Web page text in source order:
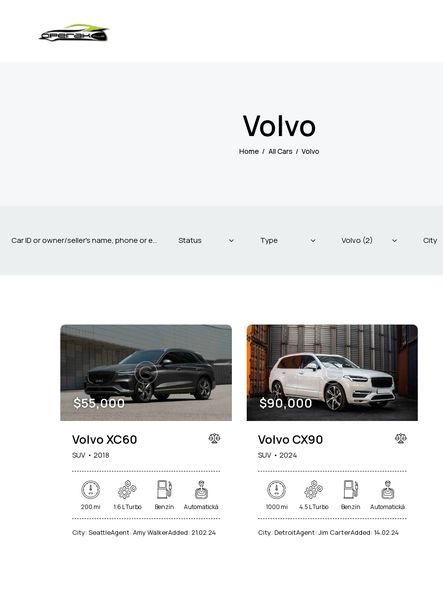
Volvo
Home All Cars Volvo
Climate control (12) Keyless entry (13)
Power windows (10) Winter tires (6)
$55,000
Volvo XC60
SUV 2018
200 mi 1.6 L Turbo Benzín Automatická
City: SeattleAgent: Amy WalkerAdded: 21.02.24
$90,000
Volvo CX90
SUV 2024
1000 mi 4.5 L Turbo Benzín Automatická
City: DetroitAgent: Jim CarterAdded: 14.02.24